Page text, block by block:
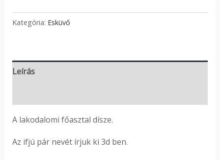
Kategória: Esküvő
Leírás
A lakodalomi főasztal dísze.
Az ifjú pár nevét írjuk ki 3d ben.